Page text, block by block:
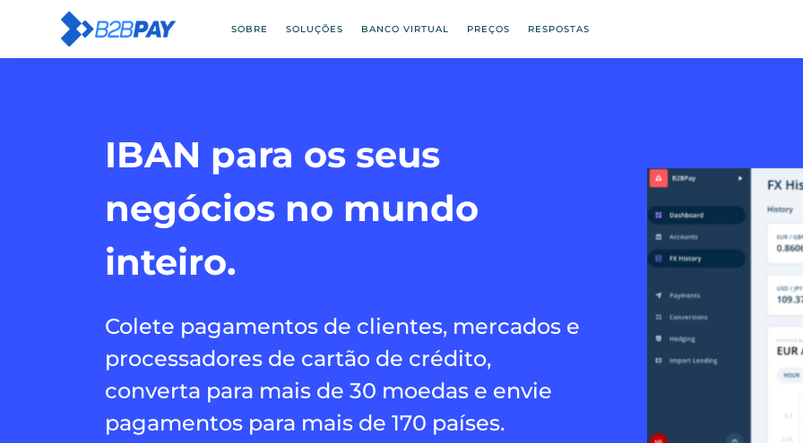
SOBRE SOLUÇÕES BANCO VIRTUAL PREÇOS RESPOSTAS
IBAN para os seus
negócios no mundo
inteiro.
Colete pagamentos de clientes, mercados e
processadores de cartão de crédito,
converta para mais de 30 moedas e envie
pagamentos para mais de 170 países.